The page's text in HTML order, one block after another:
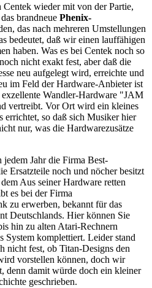
wieder mit von der Partie,
brandneue Phenix-
das nach mehreren Umstellungen
bedeutet, daß wir einen lauffähigen
haben. Was es bei Centek noch so
nicht exakt fest, aber daß die
neu aufgelegt wird, erreichte und
im Feld der Hardware-Anbieter ist
Wandler-Hardware "JAM
vertreibt. Vor Ort wird ein kleines
errichtet, so daß sich Musiker hier
nur, was die Hardwarezusätze
jedem Jahr die Firma Best-
Ersatzteile noch und nöcher besitzt
Aus seiner Hardware retten
es bei der Firma
zu erwerben, bekannt für das
Deutschlands. Hier können Sie
hin zu alten Atari-Rechnern
System komplettiert. Leider stand
nicht fest, ob Titan-Designs den
vorstellen können, doch wir
denn damit würde doch ein kleiner
geschrieben.